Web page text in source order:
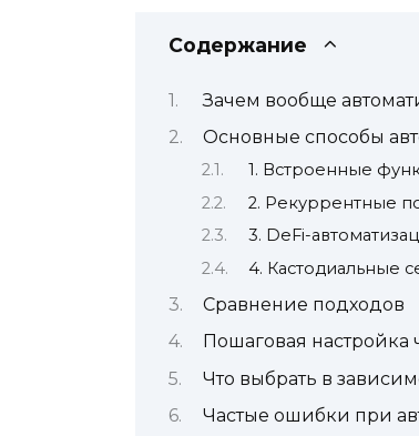
Содержание
Зачем вообще
Основные способы
1. Встроенные
2. Рекуррентные
3. DeFi-
4. Кастодиальные
Сравнение подходов
Пошаговая настройка
Что выбрать в
Частые ошибки при